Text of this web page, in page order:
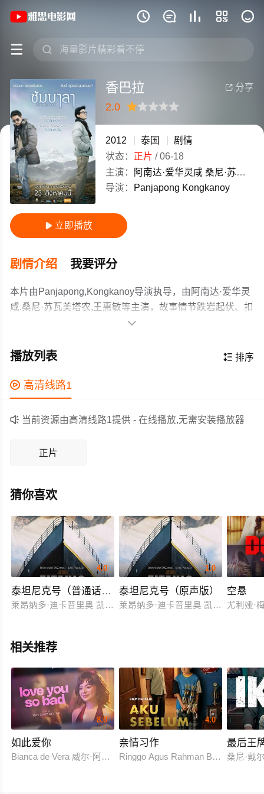
    
 
《香巴拉》(2012)泰国泰语高清电影免
 分享
香巴拉
2.0
很差较差还行推荐力荐
2012 泰国
剧情
状态： 正片 /06-18
主演：
阿南达·爱华灵咸 桑尼·苏瓦美塔农
导演：
Panjapong Kongkanoy
 立即播放
剧情介绍 我要评分
本片由Panjapong,Kongkanoy导演执导，由阿南达·爱华灵
咸,桑尼·苏瓦美塔农,王惠敏等主演，故事情节跌岩起伏、扣
人心弦，领广大剧情片爱好者和观众们都期待不已。
法和爱情观,在经历一趟生命的旅程-西藏之旅后,洗涤了心灵
作为一部 上映的剧情电影，在当期同类题材影片中具有一
定的看点，在演员表现和剧情架构上也都有不错的亮点，
剧情紧凑，角色塑造鲜明，适合喜欢剧情类电影的观众观

 排序
播放列表
 高清线路1
 当前资源由高清线路1提供 - 在线播放,无需安装播放器
正片
猜你喜欢
4.0
泰坦尼克号（普通话版）
莱昂纳多·迪卡普里奥 凯特·温斯莱特 比利·赞恩 凯西·贝茨 弗兰
1.0
泰坦尼克号（原声版）
莱昂纳多·迪卡普里奥 凯特·温斯莱
空悬
尤利娅·
相关推荐
8.0
如此爱你
Bianca de Vera 威尔·阿什利·德莱昂
4.0
亲情习作
Ringgo Agus Rahman Bima Sena
最后王
桑尼·戴